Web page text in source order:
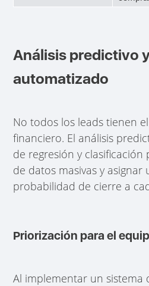
Análisis predictivo
automatizado
No todos los leads tienen
financiero. El análisis
de regresión y clasificación
de datos masivas y
probabilidad de cierre a
Priorización para el
Al implementar un sistema